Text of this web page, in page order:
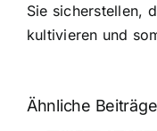
Sie sicherstellen,
kultivieren und
Ähnliche Beiträge
Neue